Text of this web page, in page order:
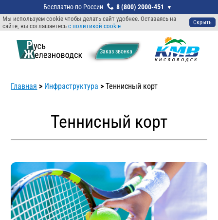
Мы используем cookie чтобы делать сайт удобнее. Оставаясь на
сайте, вы соглашаетесь с политикой cookie Скрыть
Заказ звонкa
8 (800) 2000-451
Главная > Инфраструктура >Теннисный корт
Теннисный корт